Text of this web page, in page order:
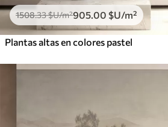
1508.33$U/m²905 .00 $U/m²
Plantas altas en colores pastel